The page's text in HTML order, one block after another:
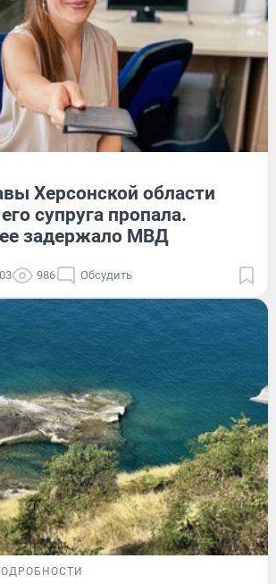
Херсонской области
супруга пропала.
задержало МВД
986 Обсудить